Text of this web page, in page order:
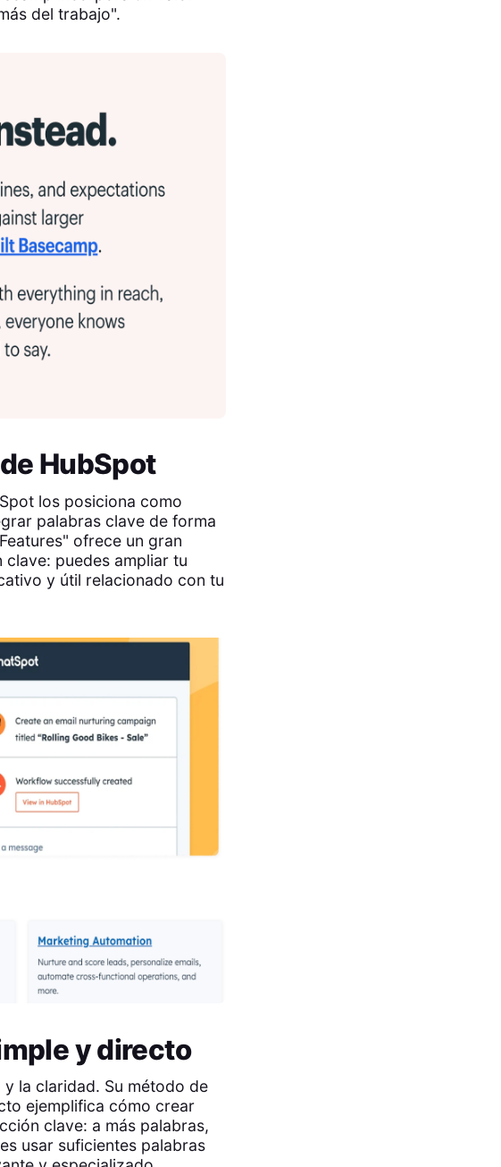
del trabajo".
HubSpot
los posiciona como
palabras clave de forma
ofrece un gran
puedes ampliar tu
y útil relacionado con tu
y directo
la claridad. Su método de
ejemplifica cómo crear
clave: a más palabras,
usar suficientes palabras